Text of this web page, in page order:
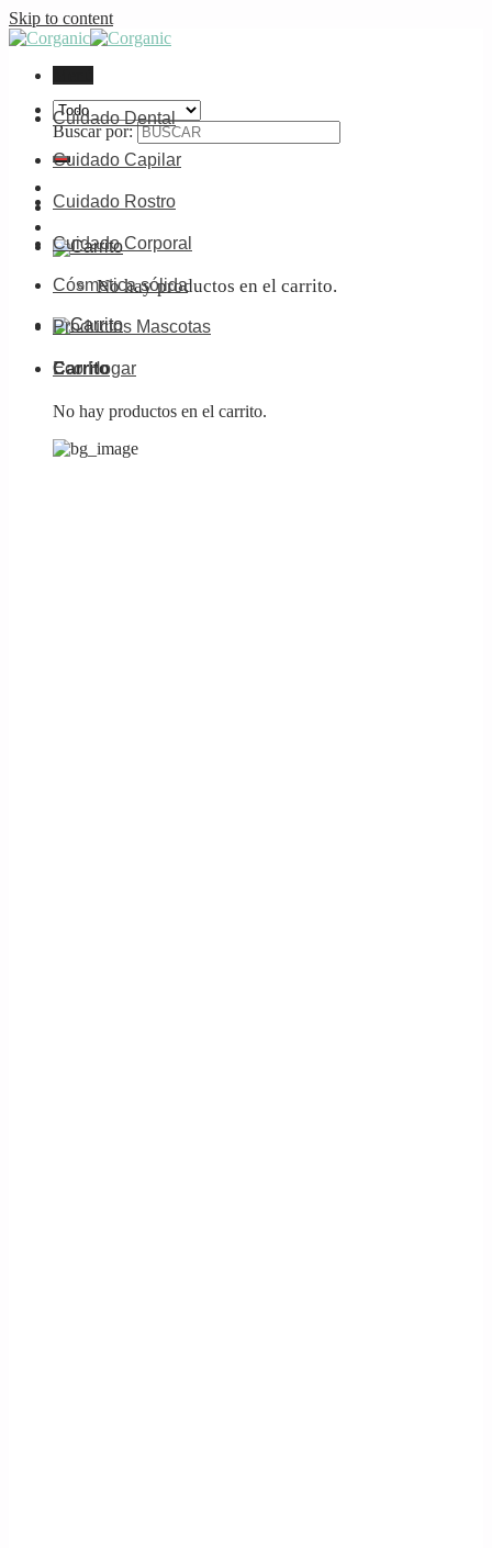
Skip to content
Buscar por:
No hay productos en el carrito.
Carrito
No hay productos en el carrito.
Cuidado Dental
Cuidado Capilar
Cuidado Rostro
Cuidado Corporal
Cósmetica sólida
Productos Mascotas
Eco Hogar